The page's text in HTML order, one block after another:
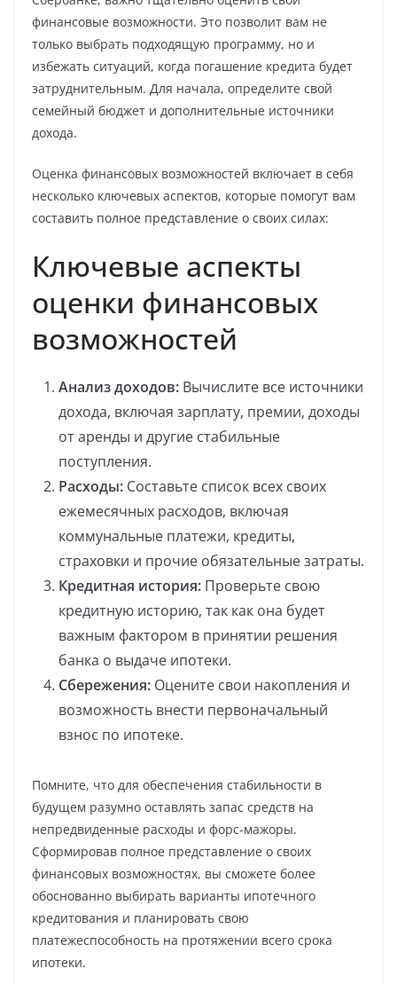
финансовые возможности. Это позволит вам не
только выбрать подходящую программу, но и
избежать ситуаций, когда погашение кредита будет
затруднительным. Для начала, определите свой
семейный бюджет и дополнительные источники
дохода.
Оценка финансовых возможностей включает в себя
несколько ключевых аспектов, которые помогут вам
составить полное представление о своих силах:
Ключевые аспекты
оценки финансовых
возможностей
Анализ доходов: Вычислите все источники
дохода, включая зарплату, премии, доходы
от аренды и другие стабильные
поступления.
Расходы: Составьте список всех своих
ежемесячных расходов, включая
коммунальные платежи, кредиты,
страховки и прочие обязательные затраты.
Кредитная история: Проверьте свою
кредитную историю, так как она будет
важным фактором в принятии решения
банка о выдаче ипотеки.
Сбережения: Оцените свои накопления и
возможность внести первоначальный
взнос по ипотеке.
Помните, что для обеспечения стабильности в
будущем разумно оставлять запас средств на
непредвиденные расходы и форс-мажоры.
Сформировав полное представление о своих
финансовых возможностях, вы сможете более
обоснованно выбирать варианты ипотечного
кредитования и планировать свою
платежеспособность на протяжении всего срока
ипотеки.